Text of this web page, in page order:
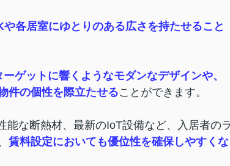
や各居室にゆとりのある広さを持たせること
ゲットに響くようなモダンなデザインや、
件の個性を際立たせることができます。
能な断熱材、最新のIoT設備など、入居者の
賃料設定においても優位性を確保しやすくな